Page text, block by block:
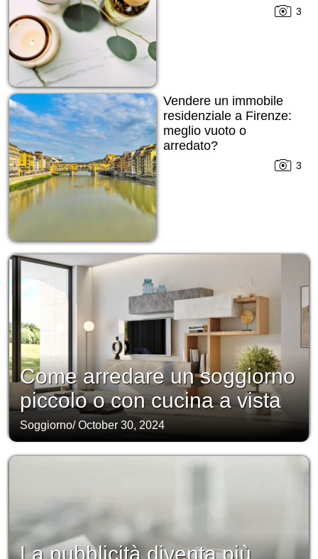
3
Vendere un immobile
residenziale a Firenze:
meglio vuoto o
arredato?
3
Come arredare un soggiorno
piccolo o con cucina a vista
Soggiorno/October 30, 2024
La pubblicità diventa più